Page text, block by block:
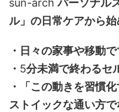
sun-archパーソナル
ル」の日常ケアから始
・日々の家事や移動
・ 5分未満で終わるセ
・「この動きを習慣
ストイックな通い方